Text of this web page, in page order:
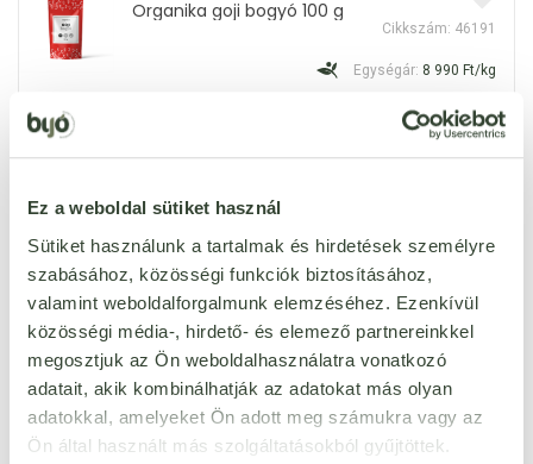
Ez a weboldal sütiket használ
Sütiket használunk a tartalmak és hirdetések személyre
szabásához, közösségi funkciók biztosításához,
valamint weboldalforgalmunk elemzéséhez. Ezenkívül
közösségi média-, hirdető- és elemező partnereinkkel
megosztjuk az Ön weboldalhasználatra vonatkozó
adatait, akik kombinálhatják az adatokat más olyan
adatokkal, amelyeket Ön adott meg számukra vagy az
Ön által használt más szolgáltatásokból gyűjtöttek.
Organika goji bogyó 100 g
Cikkszám: 46191
Egységár: 8 990 Ft/kg
899
készleten
rózsaszín 1000 g
Cikkszám: 47960
Egységár: 586 Ft/kg
586Ft
készleten
Organika tökmagolaj 250